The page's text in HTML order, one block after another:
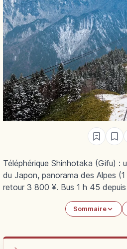
Téléphérique Shinhotaka (Gifu) :
du Japon, panorama des Alpes
retour 3 800 ¥. Bus 1 h 45
Sommaire